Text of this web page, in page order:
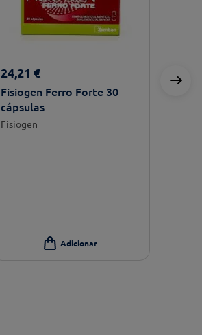
24,21 €
Fisiogen Ferro Forte 30
cápsulas
Fisiogen